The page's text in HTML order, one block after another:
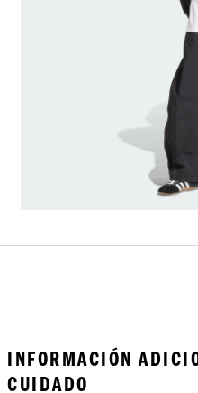
INFORMACIÓN
CUIDADO